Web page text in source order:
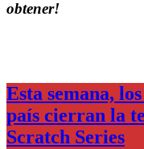
obtener!
Esta semana,
país cierran la
Scratch Series